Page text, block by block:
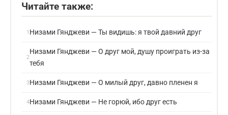
Читайте также:
Низами Гянджеви — Ты видишь: я твой давний друг
Низами Гянджеви — О друг мой, душу проиграть из-за
тебя
Низами Гянджеви — О милый друг, давно пленен я
Низами Гянджеви — Не горюй, ибо друг есть